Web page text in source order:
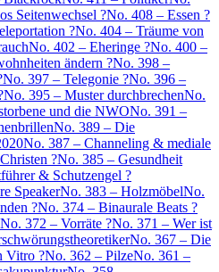
Seitenwechsel ?No. 408 – Essen ?
?No. 404 – Träume von
No. 402 – Eheringe ?No. 400 –
ändern ?No. 398 –
No. 397 – Telegonie ?No. 396 –
No. 395 – Muster durchbrechenNo.
und die NWONo. 391 –
No. 389 – Die
No. 387 – Channeling & mediale
?No. 385 – Gesundheit
& Schutzengel ?
SpeakerNo. 383 – HolzmöbelNo.
?No. 374 – Binaurale Beats ?
No. 372 – Vorräte ?No. 371 – Wer ist
No. 367 – Die
Vitro ?No. 362 – PilzeNo. 361 –